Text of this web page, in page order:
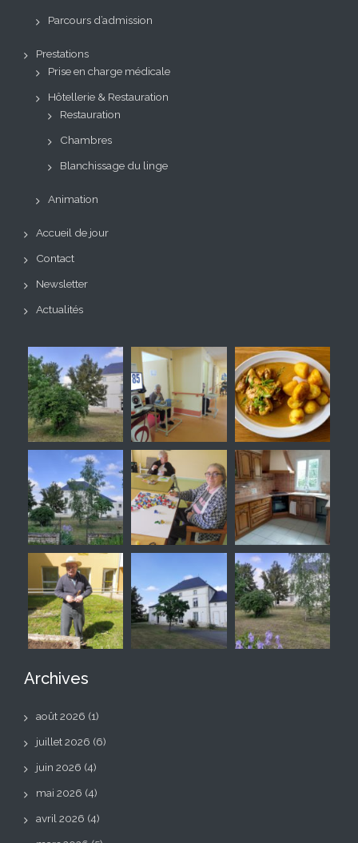
Parcours d’admission
Prestations
Prise en charge médicale
Hôtellerie & Restauration
Restauration
Chambres
Blanchissage du linge
Animation
Accueil de jour
Contact
Newsletter
Actualités
Archives
août 2026 (1)
juillet 2026 (6)
juin 2026 (4)
mai 2026 (4)
avril 2026 (4)